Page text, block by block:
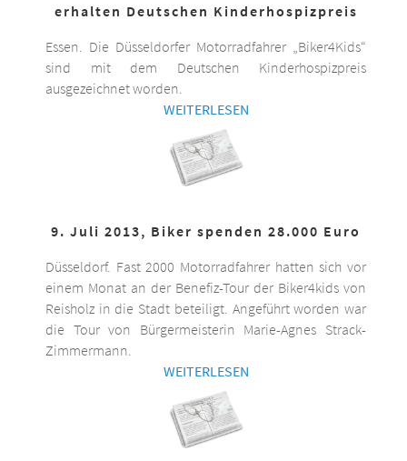
erhalten Deutschen Kinderhospizpreis
Essen. Die Düsseldorfer Motorradfahrer „Biker4Kids“
sind mit dem Deutschen Kinderhospizpreis
ausgezeichnet worden.
WEITERLESEN
9. Juli 2013, Biker spenden 28.000 Euro
Düsseldorf. Fast 2000 Motorradfahrer hatten sich vor
einem Monat an der Benefiz-Tour der Biker4kids von
Reisholz in die Stadt beteiligt. Angeführt worden war
die Tour von Bürgermeisterin Marie-Agnes Strack-
Zimmermann.
WEITERLESEN